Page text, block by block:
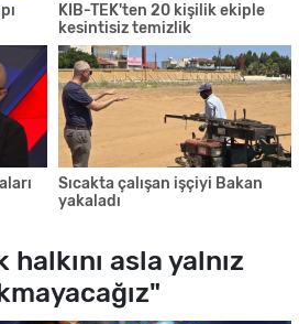
KIB-TEK'ten 20 kişilik ekiple
kesintisiz temizlik
Sıcakta çalışan işçiyi Bakan
yakaladı
halkını asla yalnız